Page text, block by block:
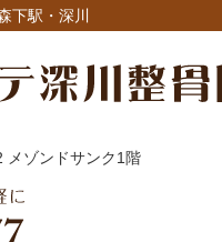
下駅・深川
メゾンドサンク1階